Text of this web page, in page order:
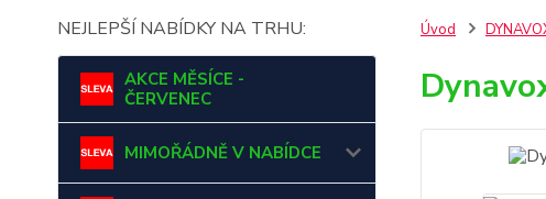
NEJLEPŠÍ NABÍDKY NA TRHU:
AKCE MĚSÍCE -
ČERVENEC
MIMOŘÁDNĚ V NABÍDCE
Úvod